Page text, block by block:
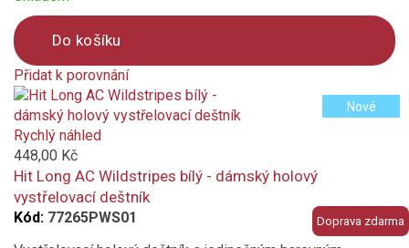
Do košíku
Přidat k porovnání
Product
is
added
to
compare
Doprava zdarma
Rychlý náhled
448,00 Kč
Nové
Hit Long AC Wildstripes bílý - dámský holový
vystřelovací deštník
Kód: 77265PWS01